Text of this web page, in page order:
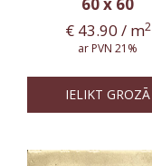
€43.90 / m2
ar PVN 21%
IELIKT GROZĀ